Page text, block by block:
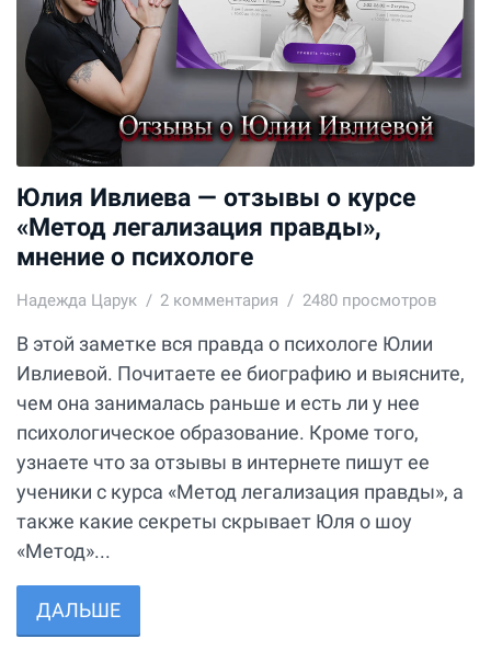
Юлия Ивлиева — отзывы о курсе
«Метод легализация правды»,
мнение о психологе
Надежда Царук 2 комментария 2480 просмотров
В этой заметке вся правда о психологе Юлии
Ивлиевой. Почитаете ее биографию и выясните,
чем она занималась раньше и есть ли у нее
психологическое образование. Кроме того,
узнаете что за отзывы в интернете пишут ее
ученики с курса «Метод легализация правды», а
также какие секреты скрывает Юля о шоу
«Метод»...
ДАЛЬШЕ